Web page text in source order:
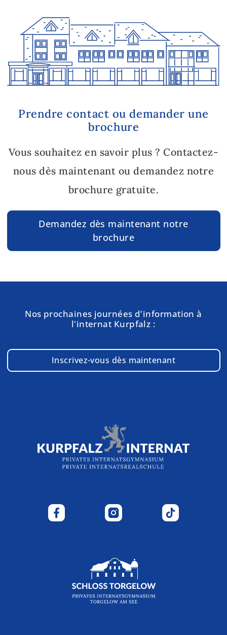
Prendre contact ou demander une
brochure
Vous souhaitez en savoir plus ? Contactez-
nous dès maintenant ou demandez notre
brochure gratuite.
Demandez dès maintenant notre
brochure
Nos prochaines journées d'information à
l'internat Kurpfalz :
Inscrivez-vous dès maintenant